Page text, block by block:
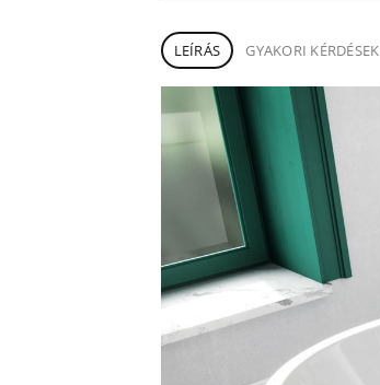
LEÍRÁS GYAKORI KÉRDÉSEK